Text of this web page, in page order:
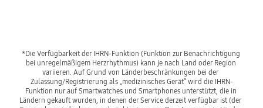
*Die Verfügbarkeit der IHRN-Funktion (Funktion zur Benachrichtigung
bei unregelmäßigem Herzrhythmus) kann je nach Land oder Region
variieren. Auf Grund von Länderbeschränkungen bei der
Zulassung/Registrierung als „medizinisches Gerät“ wird die IHRN-
Funktion nur auf Smartwatches und Smartphones unterstützt, die in
Ländern gekauft wurden, in denen der Service derzeit verfügbar ist (der